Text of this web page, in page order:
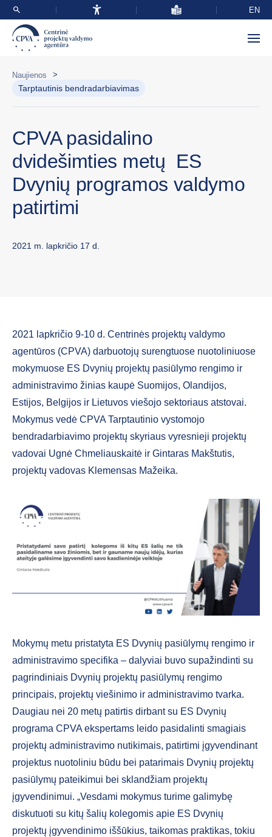
EN
Naujienos >
Tarptautinis bendradarbiavimas
CPVA pasidalino
dvidešimties metų ES
Dvynių programos valdymo
patirtimi
2021 m. lapkričio 17 d.
2021 lapkričio 9-10 d. Centrinės projektų valdymo
agentūros (CPVA) darbuotojų surengtuose nuotoliniuose
mokymuose ES Dvynių projektų pasiūlymo rengimo ir
administravimo žinias kaupė Suomijos, Olandijos,
Estijos, Belgijos ir Lietuvos viešojo sektoriaus atstovai.
Mokymus vedė CPVA Tarptautinio vystomojo
bendradarbiavimo projektų skyriaus vyresnieji projektų
vadovai Ugnė Chmeliauskaitė ir Gintaras Makštutis,
projektų vadovas Klemensas Mažeika.
Mokymų metu pristatyta ES Dvynių pasiūlymų rengimo ir
administravimo specifika – dalyviai buvo supažindinti su
pagrindiniais Dvynių projektų pasiūlymų rengimo
principais, projektų viešinimo ir administravimo tvarka.
Daugiau nei 20 metų patirtis dirbant su ES Dvynių
programa CPVA ekspertams leido pasidalinti smagiais
projektų administravimo nutikimais, patirtimi įgyvendinant
projektus nuotoliniu būdu bei patarimais Dvynių projektų
pasiūlymų pateikimui bei sklandžiam projektų
įgyvendinimui. „Vesdami mokymus turime galimybę
diskutuoti su kitų šalių kolegomis apie ES Dvynių
projektų įgyvendinimo iššūkius, taikomas praktikas, tokiu